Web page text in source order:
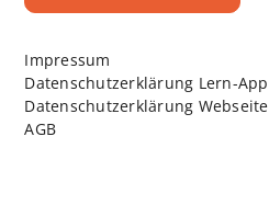
Impressum
Datenschutzerklärung Lern-App
Datenschutzerklärung Webseite
AGB